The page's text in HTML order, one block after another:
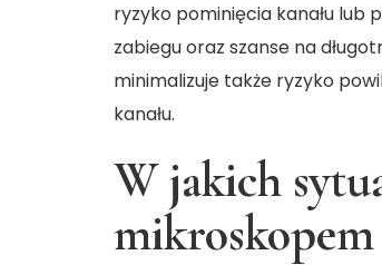
ryzyko pominięcia kanału lub
zabiegu oraz szanse na
minimalizuje także ryzyko
kanału.
W jakich
mikroskopem